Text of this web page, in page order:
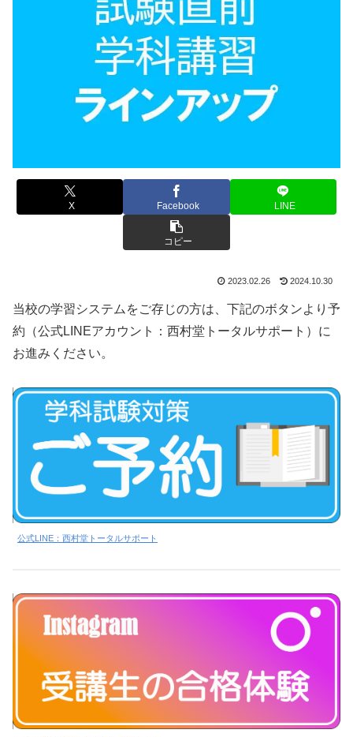
X Facebook LINE
コピー
2023.02.26 2024.10.30
当校の学習システムをご存じの方は、下記のボタンより予
約（公式LINEアカウント：西村堂トータルサポート）に
お進みください。
公式LINE：西村堂トータルサポート